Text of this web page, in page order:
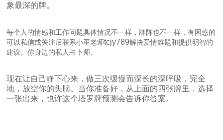
象最深的牌。
每个人的情感和工作问题具体情况不一样，牌阵也不一样，有困惑的
可以私信或关注后联系小巫老师tcjy789解决爱情难题和提供明智的
建议。你身边的私人占卜师。
现在让自己静下心来，做三次缓慢而深长的深呼吸，完全
地，放空你的头脑。当你准备好，从上面的四张牌里，选择
一张出来，也许这个塔罗牌预测会告诉你答案。